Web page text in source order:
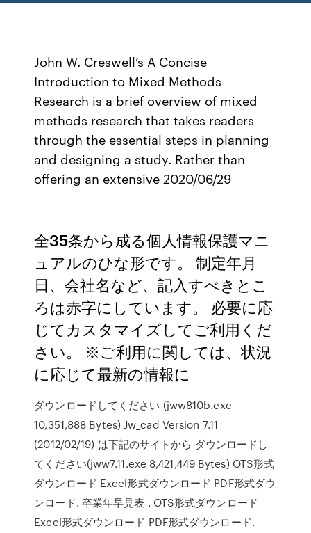
John W. Creswell’s A Concise
Introduction to Mixed Methods
Research is a brief overview of mixed
methods research that takes readers
through the essential steps in planning
and designing a study. Rather than
offering an extensive 2020/06/29
全35条から成る個人情報保護マニ
ュアルのひな形です。 制定年月
日、会社名など、記入すべきとこ
ろは赤字にしています。 必要に応
じてカスタマイズしてご利用くだ
さい。 ※ご利用に関しては、状況
に応じて最新の情報に
ダウンロードしてください (jww810b.exe
10,351,888 Bytes) Jw_cad Version 7.11
(2012/02/19) は下記のサイトから ダウンロードし
てください(jww7.11.exe 8,421,449 Bytes) OTS形式
ダウンロード Excel形式ダウンロード PDF形式ダウ
ンロード. 卒業年早見表 . OTS形式ダウンロード
Excel形式ダウンロード PDF形式ダウンロード.